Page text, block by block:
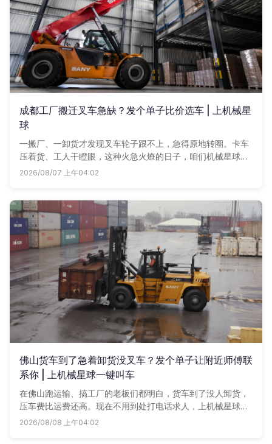
成都工厂搬迁叉车急缺？发个单子比价选车 | 上机械星
球
一搬厂、一卸货才发现叉车轮子跟不上，急得原地转圈。卡车
压着货、工人干瞪眼，这种火急火燎的日子，咱们机械星球帮
老板们掐断。不用托关系、不用瞎打电话，发个单子，附近车
2026/08/07 上午04:02
佛山货车到了急着卸货没叉车？发个单子让附近师傅联
系你 | 上机械星球一键叫车
在佛山跑运输、搞工厂的老板们都明白，货车到了没人卸货，
压车费比运费还高。现在不用到处打电话求人，上机械星球发
个用车单子，附近叉车师傅立马给你回电话，多比两家，谁划
2026/08/08 上午04:02